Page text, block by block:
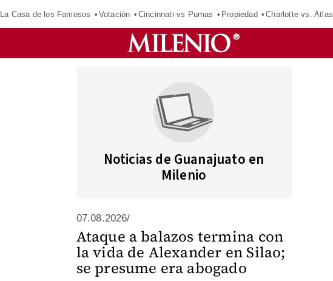
La Casa de los Famosos Votación Cincinnati vs Pumas Propiedad Charlotte vs. Atlas
Noticias de Guanajuato en
Milenio
07.08.2026/
Ataque a balazos termina con
la vida de Alexander en Silao;
se presume era abogado